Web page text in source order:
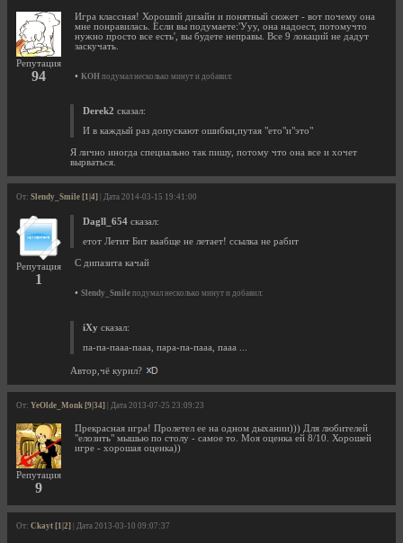
Репутация
94
Игра классная! Хороший дизайн и понятный сюжет - вот почему она
мне понравилась. Если вы подумаете:'Ууу, она надоест, потомучто
нужно просто все есть', вы будете неправы. Все 9 локаций не дадут
заскучать.
• KOH подумал несколько минут и добавил:
Derek2 сказал:
И в каждый раз допускают ошибки,путая "ето"и"это"
Я лично иногда специально так пишу, потому что она все и хочет
вырваться.
От: Slendy_Smile [1|4] | Дата 2014-03-15 19:41:00
Репутация
1
Dagll_654 сказал:
етот Летит Бит ваабще не летает! ссылка не рабит
С дипазита качай
• Slendy_Smile подумал несколько минут и добавил:
iXy сказал:
па-па-пааа-пааа, пара-па-пааа, пааа ...
Автор,чё курил?
От: YeOlde_Monk [9|34] | Дата 2013-07-25 23:09:23
Репутация
9
Прекрасная игра! Пролетел ее на одном дыхании))) Для любителей
"елозить" мышью по столу - самое то. Моя оценка ей 8/10. Хорошей
игре - хорошая оценка))
От: Ckayt [1|2] | Дата 2013-03-10 09:07:37